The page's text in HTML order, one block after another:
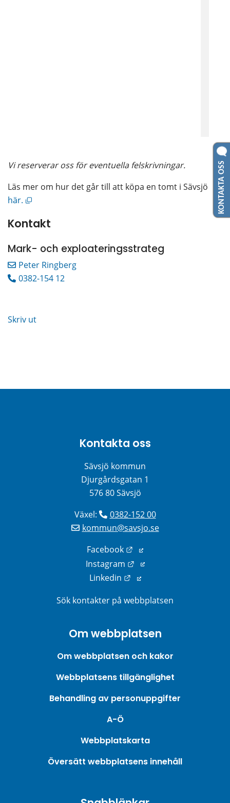
Vi reserverar oss för eventuella felskrivningar.
Läs mer om hur det går till att köpa en tomt i Sävsjö
här.
Kontakt
Mark- och exploateringsstrateg
Peter Ringberg
0382-154 12
Skriv ut
Kontakta oss
Sävsjö kommun
Djurgårdsgatan 1
576 80 Sävsjö
Växel:
0382-152 00
kommun@savsjo.se
Facebook
Länk till annan
Instagram
Länk till annan
Linkedin
Länk till annan webbplats.
Sök kontakter på webbplatsen
Om webbplatsen
Om webbplatsen och kakor
Webbplatsens tillgänglighet
Behandling av personuppgifter
A-Ö
Webbplatskarta
Översätt webbplatsens innehåll
KONTAKTA OSS